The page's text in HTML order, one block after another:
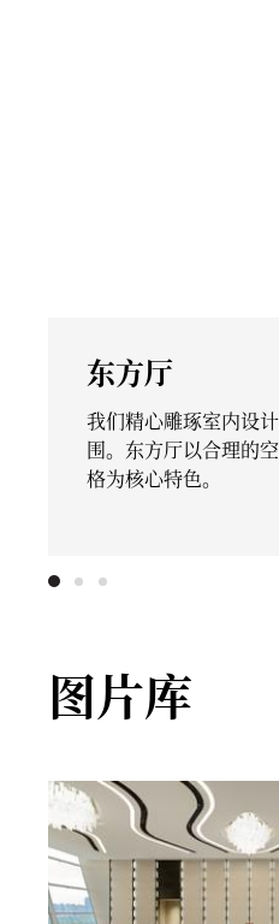
东方厅
我们精心雕琢室内设
围。东方厅以合理的
格为核心特色。
图片库